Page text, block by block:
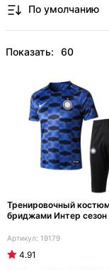
Показать:
Тренировочный
бриджами Интер сезон
19179
4.91